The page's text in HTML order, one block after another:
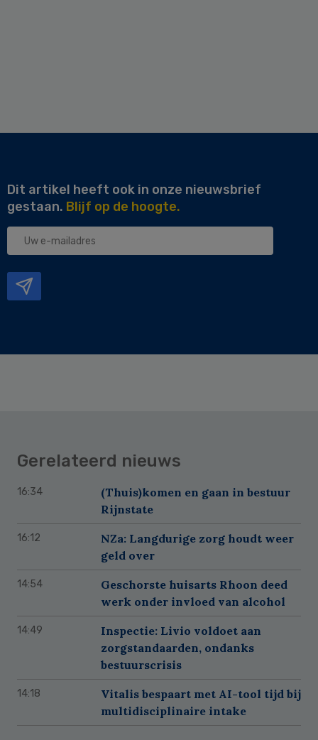
Dit artikel heeft ook in onze nieuwsbrief
gestaan. Blijf op de hoogte.
Uw
Gerelateerd nieuws
16:34
(Thuis)komen en gaan in bestuur
Rijnstate
16:12
NZa: Langdurige zorg houdt weer
geld over
14:54
Geschorste huisarts Rhoon deed
werk onder invloed van alcohol
14:49
Inspectie: Livio voldoet aan
zorgstandaarden, ondanks
bestuurscrisis
14:18
Vitalis bespaart met AI-tool tijd bij
multidisciplinaire intake